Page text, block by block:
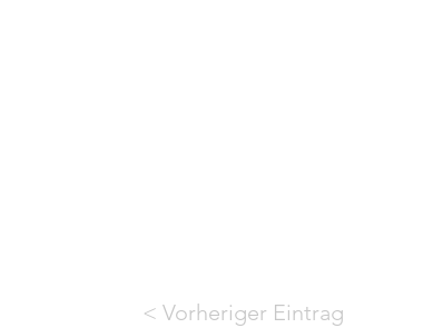
< Vorheriger Eintrag